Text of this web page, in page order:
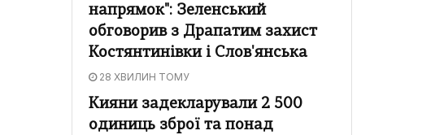
напрямок": Зеленський
обговорив з Драпатим захист
Костянтинівки і Слов'янська
28 ХВИЛИН ТОМУ
Кияни задекларували 2 500
одиниць зброї та понад